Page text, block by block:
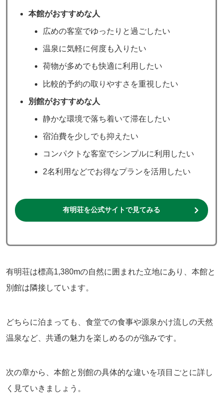
本館がおすすめな人
広めの客室でゆったりと過ごしたい
温泉に気軽に何度も入りたい
荷物が多めでも快適に利用したい
比較的予約の取りやすさを重視したい
別館がおすすめな人
静かな環境で落ち着いて滞在したい
宿泊費を少しでも抑えたい
コンパクトな客室でシンプルに利用したい
2名利用などでお得なプランを活用したい
有明荘を公式サイトで見てみる
有明荘は標高1,380mの自然に囲まれた立地にあり、本館と
別館は隣接しています。
どちらに泊まっても、食堂での食事や源泉かけ流しの天然
温泉など、共通の魅力を楽しめるのが強みです。
次の章から、本館と別館の具体的な違いを項目ごとに詳し
く見ていきましょう。